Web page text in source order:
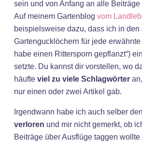
sein und von Anfang an alle Beiträge
Auf meinem Gartenblog vom
beispielsweise dazu, dass ich in
Gartengucklöchern für jede erwähnte
habe einen Rittersporn gepflanzt“)
setzte. Du kannst dir vorstellen, wo
häufte viel zu viele Schlagwörter
nur einen oder zwei Artikel gab.
Irgendwann habe ich auch selber den
verloren und mir nicht gemerkt, ob
Beiträge über Ausflüge taggen wollte